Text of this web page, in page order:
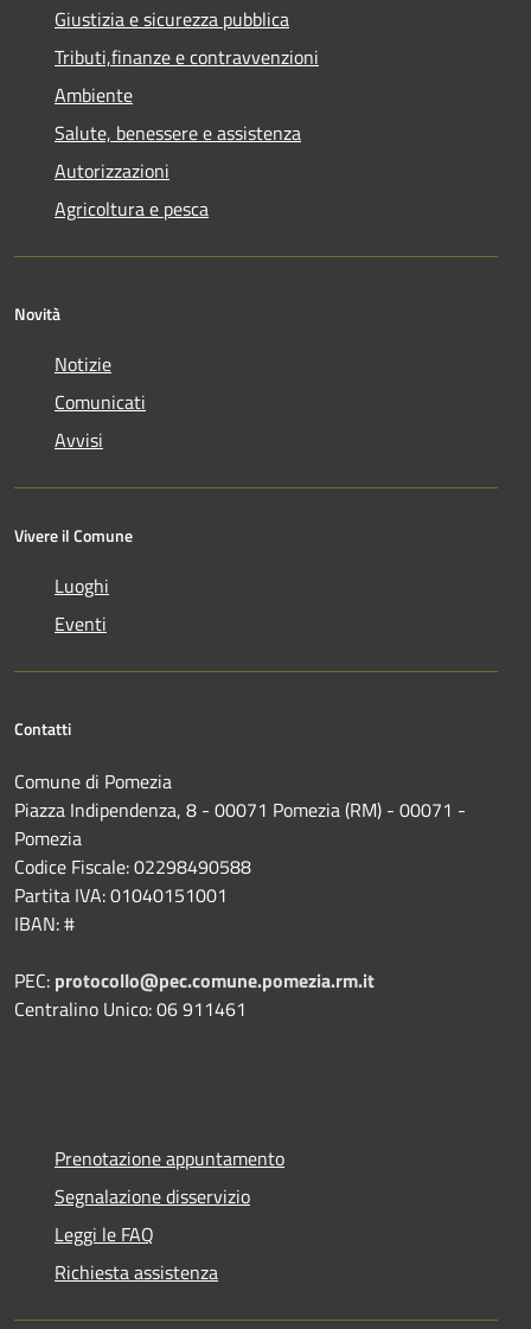
Giustizia e sicurezza pubblica
Tributi,finanze e contravvenzioni
Ambiente
Salute, benessere e assistenza
Autorizzazioni
Agricoltura e pesca
Novità
Notizie
Comunicati
Avvisi
Vivere il Comune
Luoghi
Eventi
Contatti
Comune di Pomezia
Piazza Indipendenza, 8 - 00071 Pomezia (RM) - 00071 -
Pomezia
Codice Fiscale: 02298490588
Partita IVA: 01040151001
IBAN: #
PEC: protocollo@pec.comune.pomezia.rm.it
Centralino Unico: 06 911461
Prenotazione appuntamento
Segnalazione disservizio
Leggi le FAQ
Richiesta assistenza